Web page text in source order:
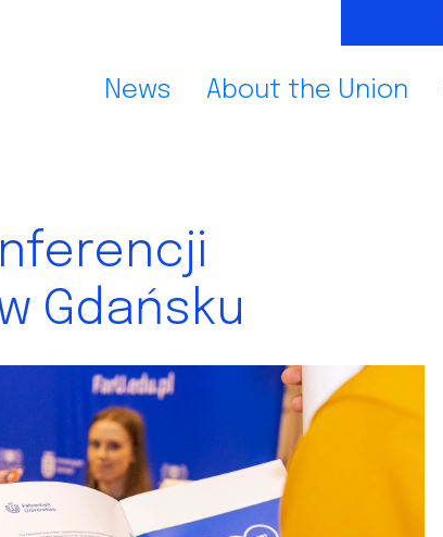
News About the Union
Gdańsku